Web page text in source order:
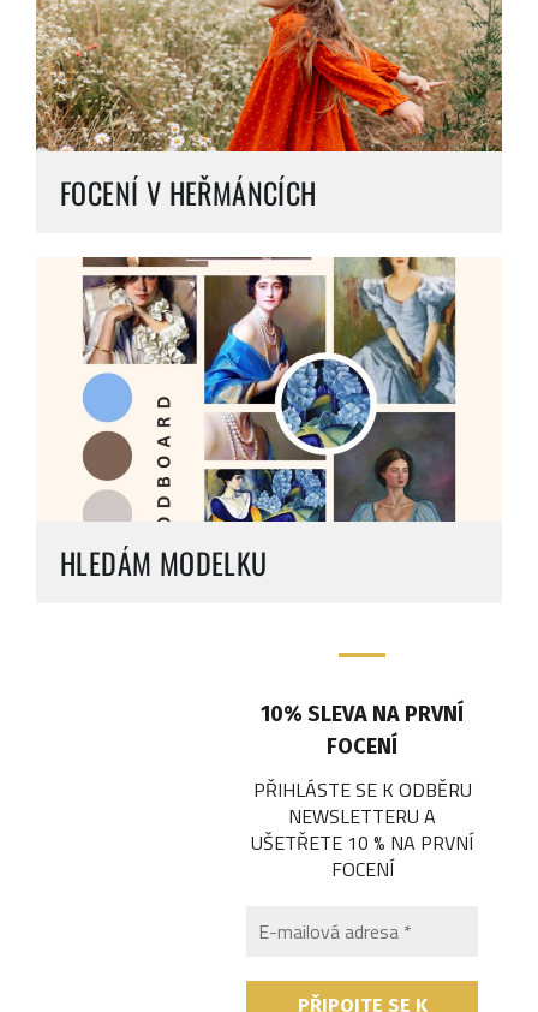
FOCENÍ V HEŘMÁNCÍCH
HLEDÁM MODELKU
10% SLEVA NA PRVNÍ
FOCENÍ
PŘIHLÁSTE SE K ODBĚRU
NEWSLETTERU A
UŠETŘETE 10 % NA PRVNÍ
FOCENÍ